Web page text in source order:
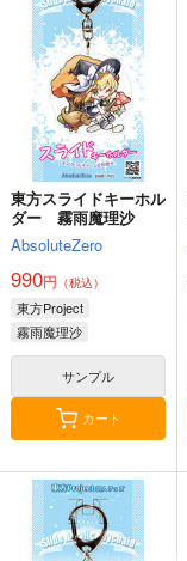
あ～るの～と
2,750円（税込）
東方Project
サンプル
カート
星に寄せる想い/色は
匂へど散りぬるを
幽閉サテライト
東方スライドキーホル
ダー 霧雨魔理沙
AbsoluteZero
990円 （税込）
東方Project
霧雨魔理沙
サンプル
カート